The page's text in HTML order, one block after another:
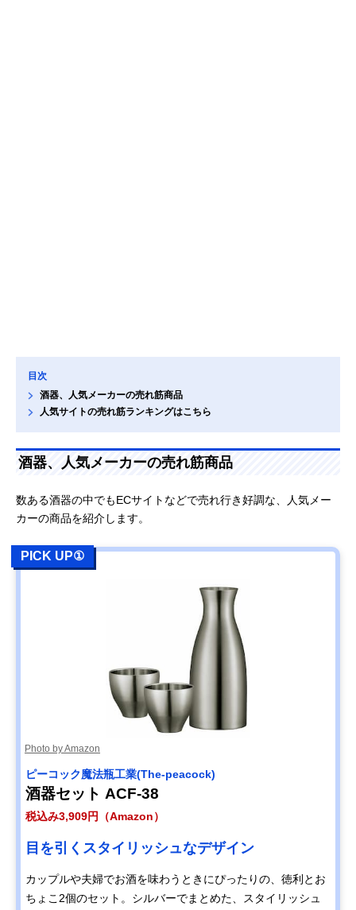
目次
酒器、人気メーカーの売れ筋商品
人気サイトの売れ筋ランキングはこちら
酒器、人気メーカーの売れ筋商品
数ある酒器の中でもECサイトなどで売れ行き好調な、人気メー
カーの商品を紹介します。
PICK UP①
Photo by Amazon
‎ピーコック魔法瓶工業(The-peacock)
酒器セット ACF-38
税込み3,909円（Amazon）
目を引くスタイリッシュなデザイン
カップルや夫婦でお酒を味わうときにぴったりの、徳利とお
ちょこ2個のセット。シルバーでまとめた、スタイリッシュ